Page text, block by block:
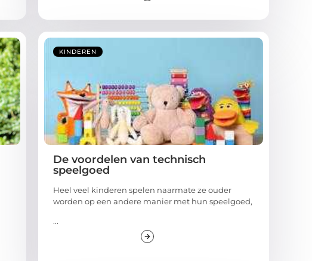
KINDEREN
De voordelen van technisch
speelgoed
Heel veel kinderen spelen naarmate ze ouder
worden op een andere manier met hun speelgoed,
...